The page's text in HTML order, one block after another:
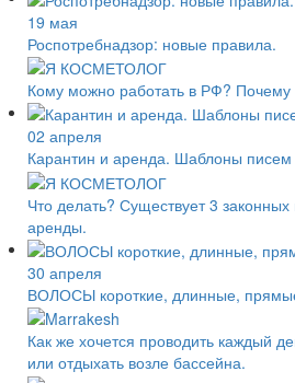
19 мая
Роспотребнадзор: новые правила.
Кому можно работать в РФ?
02 апреля
Карантин и аренда. Шаблоны
Что делать? Существует 3
аренды.
30 апреля
ВОЛОСЫ короткие, длинные,
Как же хочется проводить каждый
или отдыхать возле бассейна.